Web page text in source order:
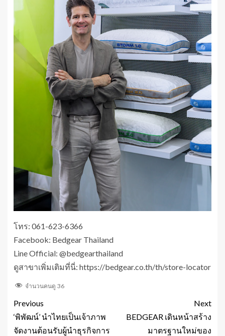
โทร: 061-623-6366
Facebook: Bedgear Thailand
Line Official: @bedgearthailand
ดูสาขาเพิ่มเติมที่นี่: https://bedgear.co.th/th/store-locator
จำนวนคนดู 36
Previous
‘พิพัฒน์’ นำไทยเป็นเจ้าภาพ
จัดงานต้อนรับผู้นำธุรกิจการ
Next
BEDGEAR เดินหน้าสร้าง
มาตรฐานใหม่ของ